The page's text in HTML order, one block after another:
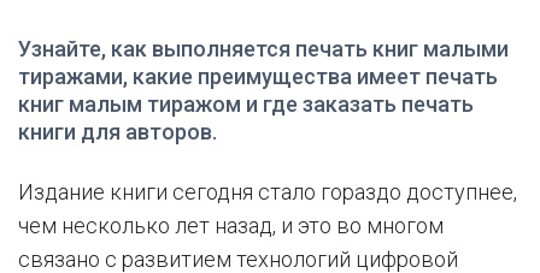
Узнайте, как выполняется печать книг малыми
тиражами, какие преимущества имеет печать
книг малым тиражом и где заказать печать
книги для авторов.
Издание книги сегодня стало гораздо доступнее,
чем несколько лет назад, и это во многом
связано с развитием технологий цифровой